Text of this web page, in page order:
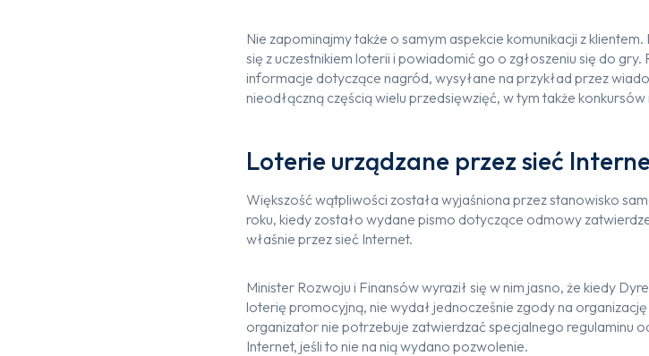
Nie zapominajmy także o samym aspekcie komunikacji z
się z uczestnikiem loterii i powiadomić go o zgłoszeniu się do
informacje dotyczące nagród, wysyłane na przykład przez
nieodłączną częścią wielu przedsięwzięć, w tym także konkursów
Loterie urządzane przez sieć
Większość wątpliwości została wyjaśniona przez stanowisko
roku, kiedy zostało wydane pismo dotyczące odmowy
właśnie przez sieć Internet.
Minister Rozwoju i Finansów wyraził się w nim jasno, że kiedy
loterię promocyjną, nie wydał jednocześnie zgody na
organizator nie potrzebuje zatwierdzać specjalnego regulaminu
Internet, jeśli to nie na nią wydano pozwolenie.